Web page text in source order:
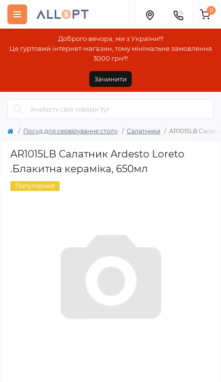
Доброго вечора, ми з України!!!
Це гуртовий інтернет-магазин, тому мінімальне замовлення
3000 грн!!!
Зачинити
0
Посуд для сервірування столу Салатники AR1015LB
AR1015LB Салатник Ardesto Loreto
.Блакитна кераміка, 650мл
Популярний